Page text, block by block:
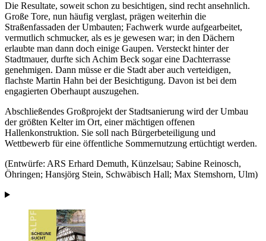
Die Resultate, soweit schon zu besichtigen, sind recht ansehnlich.
Große Tore, nun häufig verglast, prägen weiterhin die
Straßenfassaden der Umbauten; Fachwerk wurde aufgearbeitet,
vermutlich schmucker, als es je gewesen war; in den Dächern
erlaubte man dann doch einige Gaupen. Versteckt hinter der
Stadtmauer, durfte sich Achim Beck sogar eine Dachterrasse
genehmigen. Dann müsse er die Stadt aber auch verteidigen,
flachste Martin Hahn bei der Besichtigung. Davon ist bei dem
engagierten Oberhaupt auszugehen.
Abschließendes Großprojekt der Stadtsanierung wird der Umbau
der größten Kelter im Ort, einer mächtigen offenen
Hallenkonstruktion. Sie soll nach Bürgerbeteiligung und
Wettbewerb für eine öffentliche Sommernutzung ertüchtigt werden.
(Entwürfe: ARS Erhard Demuth, Künzelsau; Sabine Reinosch,
Öhringen; Hansjörg Stein, Schwäbisch Hall; Max Stemshorn, Ulm)